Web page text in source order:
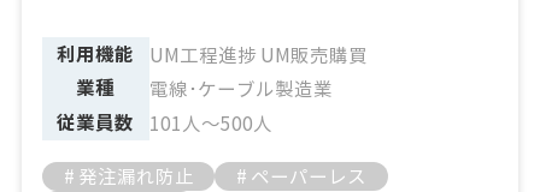
利用機能
UM工程進捗 UM販売購買
業種
電線･ケーブル製造業
従業員数
101人～500人
# 発注漏れ防止
# ペーパーレス